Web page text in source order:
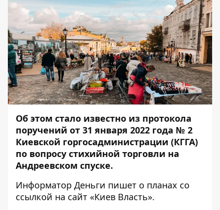
Об этом стало известно из протокола
поручений от 31 января 2022 года № 2
Киевской горгосадминистрации (КГГА)
по вопросу стихийной торговли на
Андреевском спуске.
Информатор Деньги пишет о планах со
ссылкой на сайт «Киев Власть».